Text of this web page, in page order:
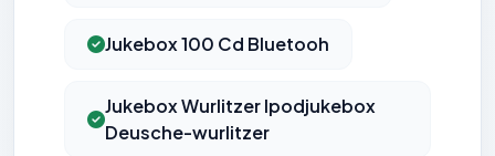
Jukebox 100 Cd Bluetooh
Jukebox Wurlitzer Ipodjukebox
Deusche-wurlitzer